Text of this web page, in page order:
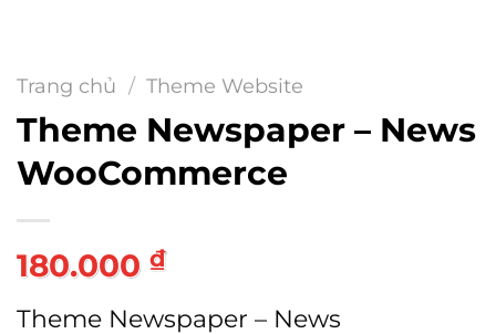
Trang chủ / Theme Website
Theme Newspaper – News
WooCommerce
180.000 ₫
Theme Newspaper – News